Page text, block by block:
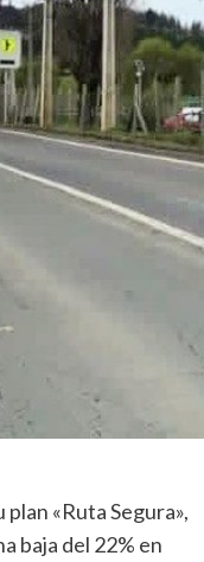
«Ruta Segura»,
baja del 22% en